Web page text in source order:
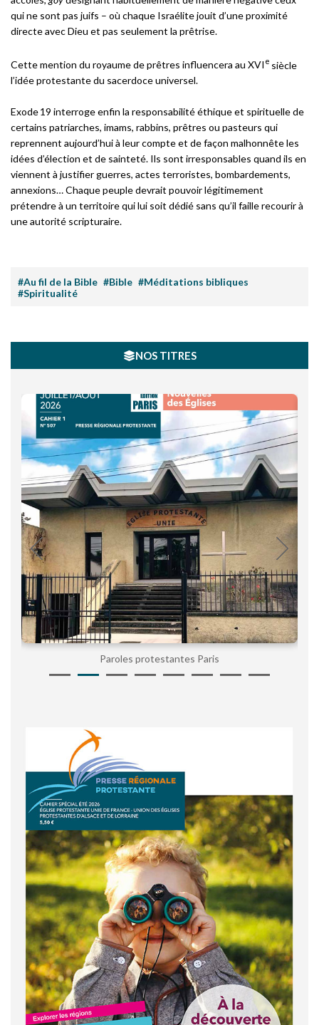
qui ne sont pas juifs – où chaque Israélite jouit d’une proximité
directe avec Dieu et pas seulement la prêtrise.
Cette mention du royaume de prêtres influencera au XVI e siècle
l’idée protestante du sacerdoce universel.
Exode 19 interroge enfin la responsabilité éthique et spirituelle de
certains patriarches, imams, rabbins, prêtres ou pasteurs qui
reprennent aujourd’hui à leur compte et de façon malhonnête les
idées d’élection et de sainteté. Ils sont irresponsables quand ils en
viennent à justifier guerres, actes terroristes, bombardements,
annexions… Chaque peuple devrait pouvoir légitimement
prétendre à un territoire qui lui soit dédié sans qu’il faille recourir à
une autorité scripturaire.
#Au fil de la Bible #Bible #Méditations bibliques
#Spiritualité
NOS TITRES
Paroles protestantes Paris